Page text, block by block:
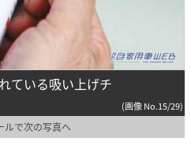
ている吸い上げチ
(画像 No.15/29)
ルで次の写真へ